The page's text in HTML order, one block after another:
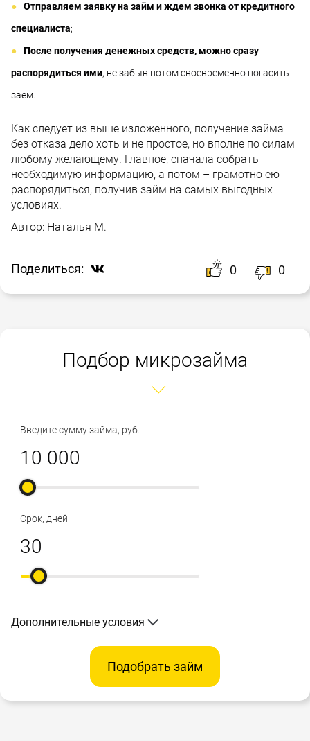
Отправляем заявку на займ и ждем звонка от кредитного
специалиста;
После получения денежных средств, можно сразу
распорядиться ими, не забыв потом своевременно погасить
заем.
Как следует из выше изложенного, получение займа
без отказа дело хоть и не простое, но вполне по силам
любому желающему. Главное, сначала собрать
необходимую информацию, а потом – грамотно ею
распорядиться, получив займ на самых выгодных
условиях.
Автор: Наталья М.
Поделиться: 0 0
Подбор микрозайма
Введите сумму займа, руб.
Срок, дней
Дополнительные условия
Подобрать займ